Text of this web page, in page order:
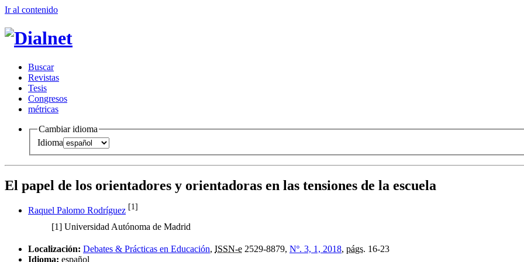
Ir al contenido
Buscar
Revistas
Tesis
Congresos
métricas
Cambiar idioma
Idioma
El papel de los orientadores y orientadoras en las tensiones de la escuela
Raquel Palomo Rodríguez [1]
[1] Universidad Autónoma de Madrid
Localización: Debates & Prácticas en Educación, ISSN-e 2529-8879, Nº. 3, 1, 2018, págs. 16-23
Idioma: español